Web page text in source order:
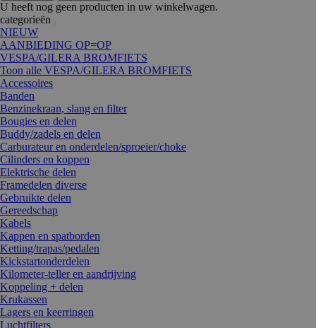
U heeft nog geen producten in uw winkelwagen.
categorieën
NIEUW
AANBIEDING OP=OP
VESPA/GILERA BROMFIETS
Toon alle VESPA/GILERA BROMFIETS
Accessoires
Banden
Benzinekraan, slang en filter
Bougies en delen
Buddy/zadels en delen
Carburateur en onderdelen/sproeier/choke
Cilinders en koppen
Elektrische delen
Framedelen diverse
Gebruikte delen
Gereedschap
Kabels
Kappen en spatborden
Ketting/trapas/pedalen
Kickstartonderdelen
Kilometer-teller en aandrijving
Koppeling + delen
Krukassen
Lagers en keerringen
Luchtfilters